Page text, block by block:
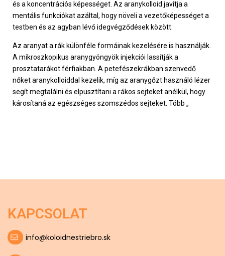
és a koncentrációs képességet. Az aranykolloid javítja a
mentális funkciókat azáltal, hogy növeli a vezetőképességet a
testben és az agyban lévő idegvégződések között.
Az aranyat a rák különféle formáinak kezelésére is használják.
A mikroszkopikus aranygyöngyök injekciói lassítják a
prosztatarákot férfiakban. A petefészekrákban szenvedő
nőket aranykolloiddal kezelik, míg az aranygőzt használó lézer
segít megtalálni és elpusztítani a rákos sejteket anélkül, hogy
károsítaná az egészséges szomszédos sejteket. Több „
KAPCSOLAT
info@koloidnestriebro.sk